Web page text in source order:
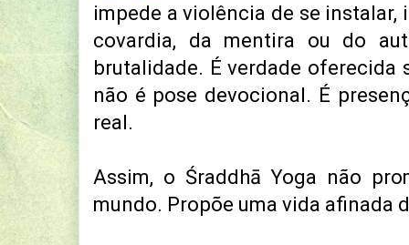
impede a violência de se
covardia, da mentira ou do
brutalidade. É verdade oferecida
não é pose devocional. É
real.
Assim, o Śraddhā Yoga não
mundo. Propõe uma vida afinada